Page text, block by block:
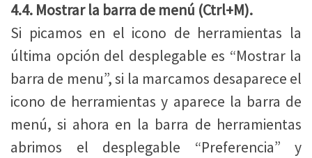
4.4. Mostrar la barra de menú (Ctrl+M).
Si picamos en el icono de herramientas la
última opción del desplegable es “Mostrar la
barra de menu”, si la marcamos desaparece el
icono de herramientas y aparece la barra de
menú, si ahora en la barra de herramientas
abrimos el desplegable “Preferencia” y